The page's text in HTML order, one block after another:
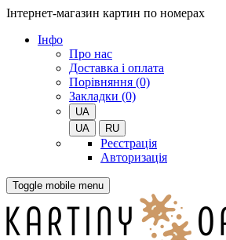
Інтернет-магазин картин по номерах
Iнфо
Про нас
Доставка і оплата
Порівняння (0)
Закладки (0)
UA
UA
RU
Реєстрація
Авторизація
Toggle mobile menu